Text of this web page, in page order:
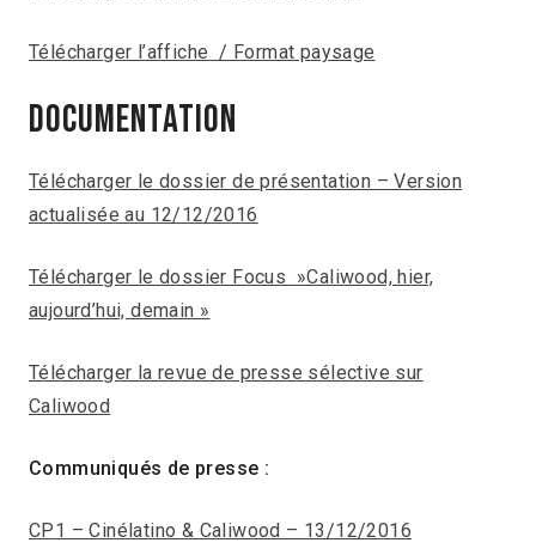
Télécharger l’affiche / Format paysage
DOCUMENTATION
Télécharger le dossier de présentation – Version
actualisée au 12/12/2016
Télécharger le dossier Focus »Caliwood, hier,
aujourd’hui, demain »
Télécharger la revue de presse sélective sur
Caliwood
Communiqués de presse :
CP1 – Cinélatino & Caliwood – 13/12/2016